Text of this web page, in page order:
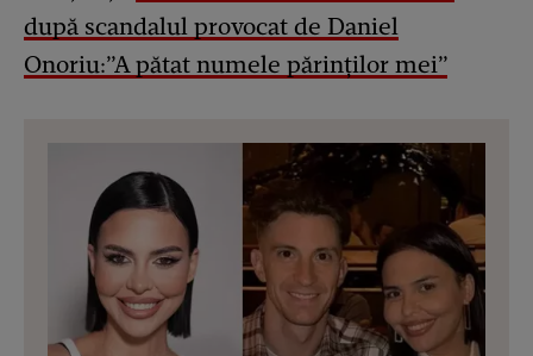
după scandalul provocat de Daniel
Onoriu:”A pătat numele părinților mei”